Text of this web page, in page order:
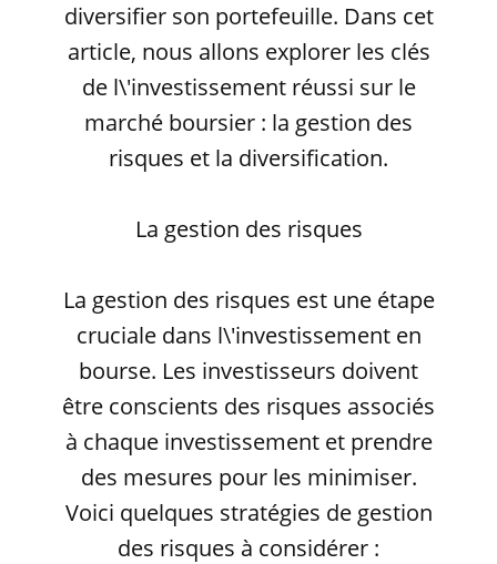
diversifier son portefeuille. Dans cet
article, nous allons explorer les clés
de l\'investissement réussi sur le
marché boursier : la gestion des
risques et la diversification.
La gestion des risques
La gestion des risques est une étape
cruciale dans l\'investissement en
bourse. Les investisseurs doivent
être conscients des risques associés
à chaque investissement et prendre
des mesures pour les minimiser.
Voici quelques stratégies de gestion
des risques à considérer :